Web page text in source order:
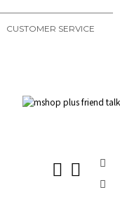
CUSTOMER SERVICE